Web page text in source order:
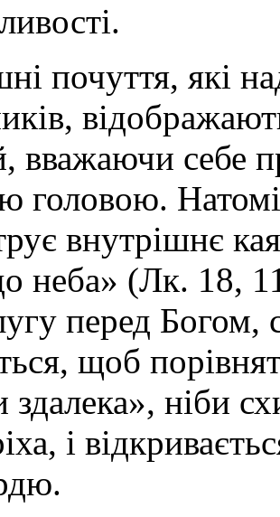
почуття, які
вважаючи себе
головою.
внутрішнє
неба» (Лк. 18,
перед Богом,
щоб
здалека», ніби
і